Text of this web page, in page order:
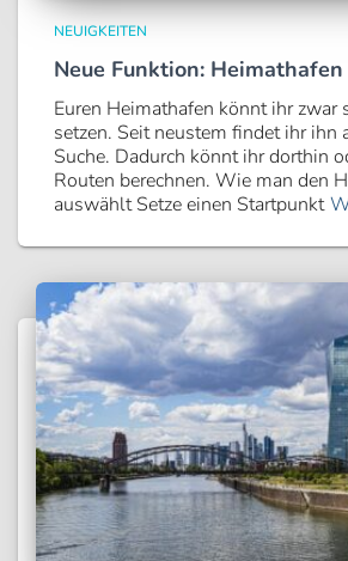
NEUIGKEITEN
Neue Funktion:
Euren Heimathafen könnt ihr zwar
setzen. Seit neustem findet ihr ihn
Suche. Dadurch könnt ihr dorthin
Routen berechnen. Wie man den
auswählt Setze einen Startpunkt